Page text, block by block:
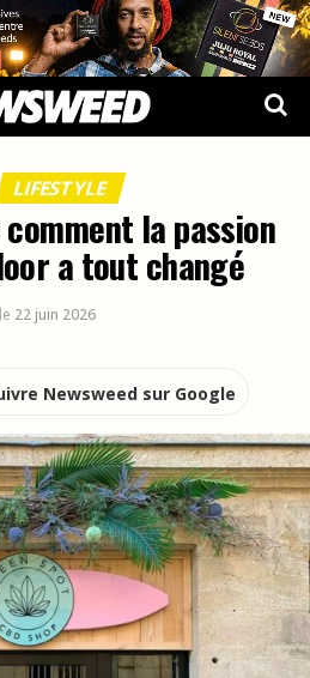
LIFESTYLE
comment la passion
a tout changé
le 22 juin 2026
Newsweed sur Google